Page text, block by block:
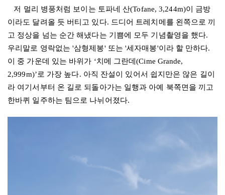
저 멀리 병풍처럼 보이는 토파네 산(Tofane, 3,244m)이 금방
이라도 달려올 듯 버티고 있다. 드디어 트레치메를 왼쪽으로 끼
고 정상을 넘는 순간 해냈다는 기쁨에 모두 기념촬영을 했다.
우리말로 영락없는 '삼형제봉' 또는 '세자매봉'이라 할 만하다.
이 중 가운데 있는 바위가 ‘치메 그란데(Cime Grande,
2,999m)’로 가장 높다. 아직 잔설이 있어서 쉽지만은 않은 길이
라 여기서부터 온 길로 되돌아가는 일행과 아예 북쪽면을 끼고
한바퀴 일주하는 팀으로 나뉘어졌다.